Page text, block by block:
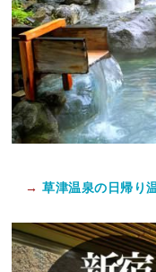
→ 草津温泉の日帰り